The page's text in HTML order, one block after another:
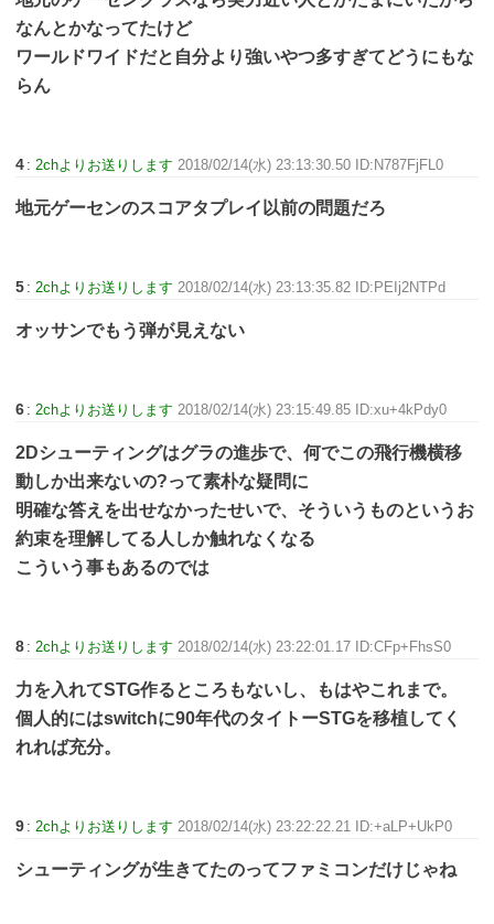
なんとかなってたけど
ワールドワイドだと自分より強いやつ多すぎてどうにもな
らん
4 :2chよりお送りします 2018/02/14(水) 23:13:30.50 ID:N787FjFL0
地元ゲーセンのスコアタプレイ以前の問題だろ
5 :2chよりお送りします 2018/02/14(水) 23:13:35.82 ID:PEIj2NTPd
オッサンでもう弾が見えない
6 :2chよりお送りします 2018/02/14(水) 23:15:49.85 ID:xu+4kPdy0
2Dシューティングはグラの進歩で、何でこの飛行機横移
動しか出来ないの?って素朴な疑問に
明確な答えを出せなかったせいで、そういうものというお
約束を理解してる人しか触れなくなる
こういう事もあるのでは
8 :2chよりお送りします 2018/02/14(水) 23:22:01.17 ID:CFp+FhsS0
力を入れてSTG作るところもないし、もはやこれまで。
個人的にはswitchに90年代のタイトーSTGを移植してく
れれば充分。
9 :2chよりお送りします 2018/02/14(水) 23:22:22.21 ID:+aLP+UkP0
シューティングが生きてたのってファミコンだけじゃね